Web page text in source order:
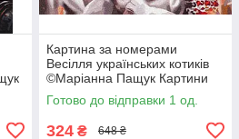
Картина за номерами
Весілля українських котиків
©Маріанна Пащук Картини
Патріотичні на полотні 40х50
BrushMe BS53340
Готово до відправки 1 од.
324 ₴ 648 ₴